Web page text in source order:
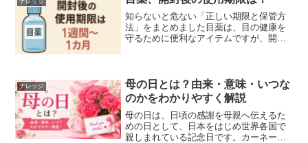
「キーボードと何が違うの...
知らないと危ない「正しい期限と保管方
法」をまとめました目薬は、目の健康を
守るために便利なアイテムですが、開封
期限切れの目薬を使うリス...
ナレッジ
母の日とは？由来・意味・いつな
のかをわかりやすく解説
母の日は、日頃の感謝を母親へ伝えるた
めの日として、日本をはじめ世界各国で
親しまれている記念日です。カーネーシ